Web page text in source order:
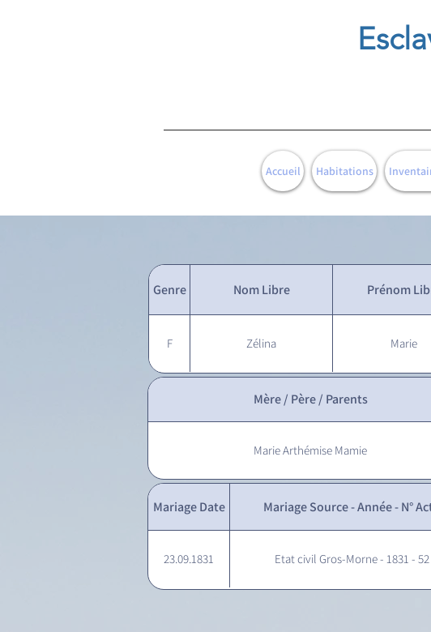
Accueil Habitations
Genre Nom Libre Prénom
F Zélina Marie
Mère / Père / Parents
Marie Arthémise Mamie
Mariage Date Mariage Source - Année - N°
23.09.1831 Etat civil Gros-Morne - 1831 - 52